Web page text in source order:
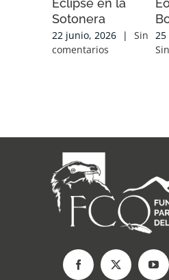
Eclipse en la
Sotonera
22 junio, 2026 |
Sin
comentarios
25